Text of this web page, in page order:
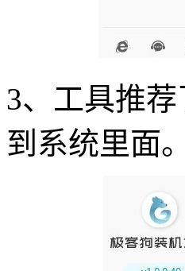
3、工具推
到系统里面。